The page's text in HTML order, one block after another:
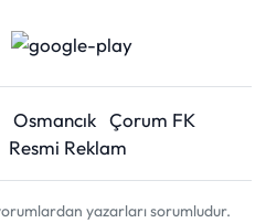
Osmancık Çorum FK
Resmi Reklam
yazarları sorumludur.